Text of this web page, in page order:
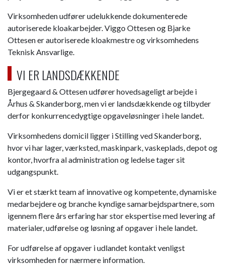
Virksomheden ​udfører udelukkende dokumenterede
autoriserede kloakarbejder. ​Viggo Ottesen og Bjarke
Ottesen er autoriserede kloakmestre og virksomhedens
Teknisk Ansvarlige.​
​VI ER LANDSDÆKKENDE
Bjergegaard & Ottesen udfører hovedsageligt arbejde i
Århus & Skanderborg, men vi er landsdækkende og tilbyder
derfor konkurrencedygtige opgaveløsninger i hele landet.
Virksomhedens domicil ligger i Stilling ved Skanderborg,
hvor vi har lager, værksted, maskinpark, vaskeplads, depot og
kontor, hvorfra al administration og ledelse tager sit
udgangspunkt.
Vi er et stærkt team af innovative og kompetente, dynamiske
medarbejdere og branche kyndige samarbejdspartnere, som
igennem flere års erfaring har stor ekspertise med levering af
materialer, udførelse og løsning af opgaver i hele landet.
​For udførelse af opgaver i udlandet kontakt venligst
virksomheden for nærmere information.